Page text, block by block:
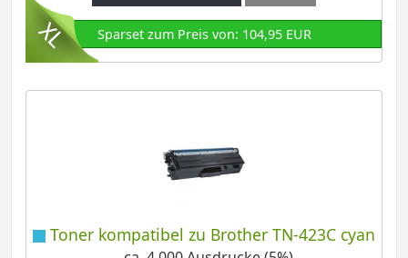
Sparset zum Preis von: 104,95 EUR
Toner kompatibel zu Brother TN-423C cyan